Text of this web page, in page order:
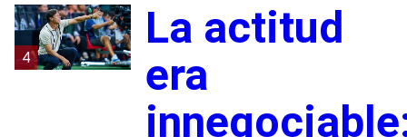
4
La actitud
era